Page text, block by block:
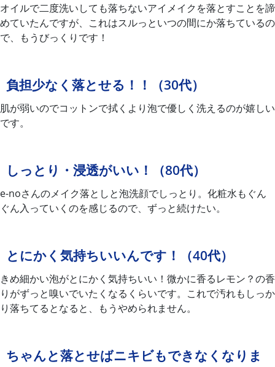
オイルで二度洗いしても落ちないアイメイクを落とすことを諦
めていたんですが、これはスルっといつの間にか落ちているの
で、もうびっくりです！
負担少なく落とせる！！（30代）
肌が弱いのでコットンで拭くより泡で優しく洗えるのが嬉しい
です。
しっとり・浸透がいい！（80代）
e-noさんのメイク落としと泡洗顔でしっとり。化粧水もぐん
ぐん入っていくのを感じるので、ずっと続けたい。
とにかく気持ちいいんです！（40代）
きめ細かい泡がとにかく気持ちいい！微かに香るレモン？の香
りがずっと嗅いでいたくなるくらいです。これで汚れもしっか
り落ちてるとなると、もうやめられません。
ちゃんと落とせばニキビもできなくなりま